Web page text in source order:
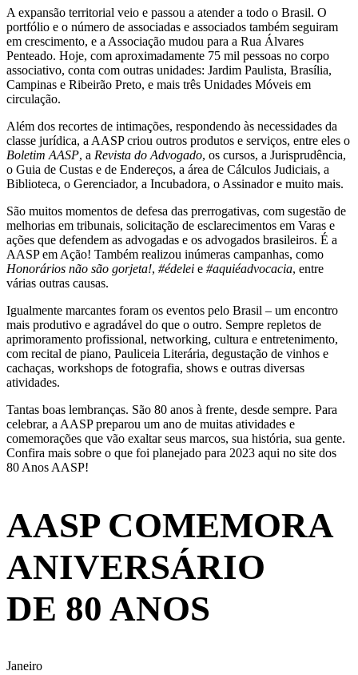
A expansão territorial veio e passou a atender a todo o Brasil. O
portfólio e o número de associadas e associados também seguiram
em crescimento, e a Associação mudou para a Rua Álvares
Penteado. Hoje, com aproximadamente 75 mil pessoas no corpo
associativo, conta com outras unidades: Jardim Paulista, Brasília,
Campinas e Ribeirão Preto, e mais três Unidades Móveis em
circulação.
Além dos recortes de intimações, respondendo às necessidades da
classe jurídica, a AASP criou outros produtos e serviços, entre eles o
Boletim AASP, a Revista do Advogado, os cursos, a Jurisprudência,
o Guia de Custas e de Endereços, a área de Cálculos Judiciais, a
Biblioteca, o Gerenciador, a Incubadora, o Assinador e muito mais.
São muitos momentos de defesa das prerrogativas, com sugestão de
melhorias em tribunais, solicitação de esclarecimentos em Varas e
ações que defendem as advogadas e os advogados brasileiros. É a
AASP em Ação! Também realizou inúmeras campanhas, como
Honorários não são gorjeta!, #édelei e #aquiéadvocacia, entre
várias outras causas.
Igualmente marcantes foram os eventos pelo Brasil – um encontro
mais produtivo e agradável do que o outro. Sempre repletos de
aprimoramento profissional, networking, cultura e entretenimento,
com recital de piano, Pauliceia Literária, degustação de vinhos e
cachaças, workshops de fotografia, shows e outras diversas
atividades.
Tantas boas lembranças. São 80 anos à frente, desde sempre. Para
celebrar, a AASP preparou um ano de muitas atividades e
comemorações que vão exaltar seus marcos, sua história, sua gente.
Confira mais sobre o que foi planejado para 2023 aqui no site dos
80 Anos AASP!
AASP COMEMORA
ANIVERSÁRIO
DE 80 ANOS
Janeiro